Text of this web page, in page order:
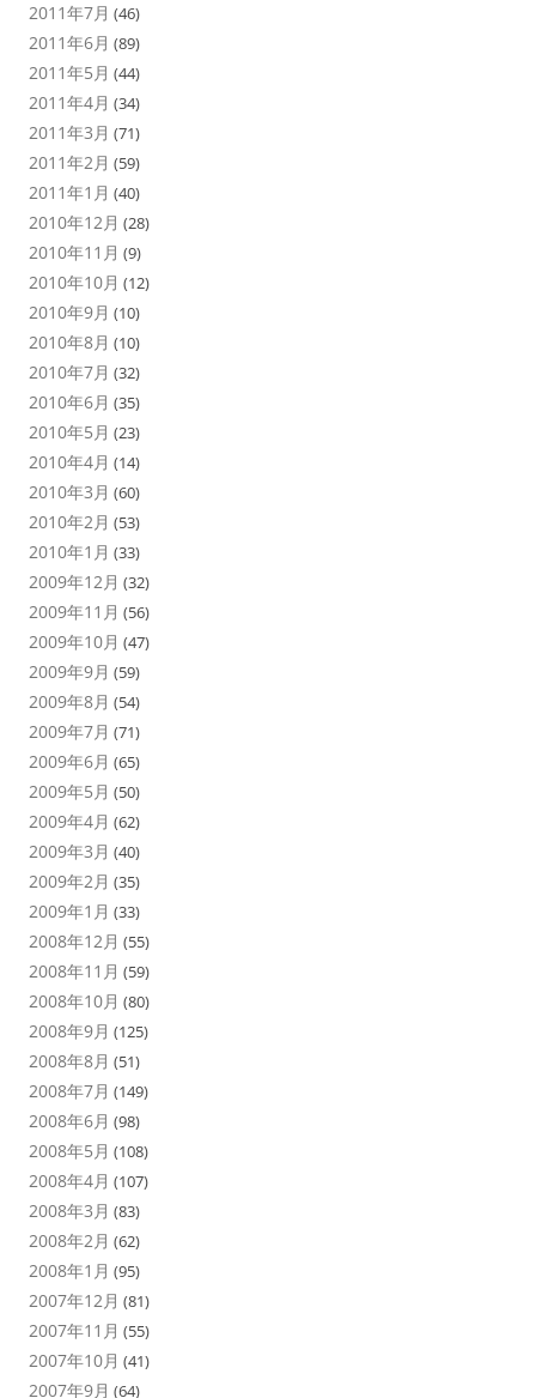
2011年7月 (46)
2011年6月 (89)
2011年5月 (44)
2011年4月 (34)
2011年3月 (71)
2011年2月 (59)
2011年1月 (40)
2010年12月 (28)
2010年11月 (9)
2010年10月 (12)
2010年9月 (10)
2010年8月 (10)
2010年7月 (32)
2010年6月 (35)
2010年5月 (23)
2010年4月 (14)
2010年3月 (60)
2010年2月 (53)
2010年1月 (33)
2009年12月 (32)
2009年11月 (56)
2009年10月 (47)
2009年9月 (59)
2009年8月 (54)
2009年7月 (71)
2009年6月 (65)
2009年5月 (50)
2009年4月 (62)
2009年3月 (40)
2009年2月 (35)
2009年1月 (33)
2008年12月 (55)
2008年11月 (59)
2008年10月 (80)
2008年9月 (125)
2008年8月 (51)
2008年7月 (149)
2008年6月 (98)
2008年5月 (108)
2008年4月 (107)
2008年3月 (83)
2008年2月 (62)
2008年1月 (95)
2007年12月 (81)
2007年11月 (55)
2007年10月 (41)
2007年9月 (64)